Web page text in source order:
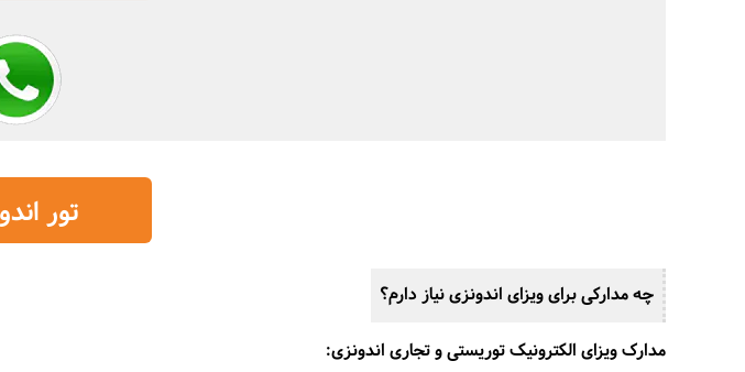
تور
چه مدارکی برای ویزای اندونزی نیاز دارم؟
مدارک ویزای الکترونیک توریستی و تجاری اندونزی: